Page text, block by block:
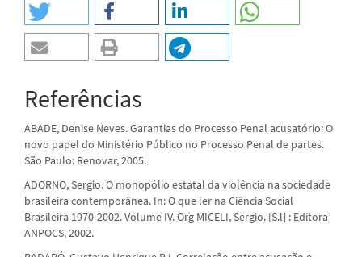
Referências
ABADE, Denise Neves. Garantias do Processo Penal acusatório: O
novo papel do Ministério Público no Processo Penal de partes.
São Paulo: Renovar, 2005.
ADORNO, Sergio. O monopólio estatal da violência na sociedade
brasileira contemporânea. In: O que ler na Ciência Social
Brasileira 1970-2002. Volume IV. Org MICELI, Sergio. [S.l] : Editora
ANPOCS, 2002.